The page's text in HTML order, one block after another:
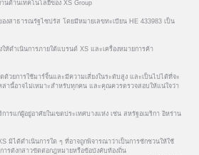
นด้านเทคโนโลยีของ XS Group
งสาธารณรัฐไซปรัส โดยมีหมายเลขทะเบียน HE 433983 เป็น
ห้ดำเนินการภายใต้แบรนด์ XS และเครื่องหมายการค้า
ด้วยการใช้มาร์จิ้นและมีความเสี่ยงในระดับสูง และเป็นไปได้ที่จะ
านี้อาจไม่เหมาะสำหรับทุกคน และคุณควรตรวจสอบให้แน่ใจว่า
ารแก่ผู้อยู่อาศัยในเขตประเทศบางแห่ง เช่น สหรัฐอเมริกา อิหร่าน
มิได้ดำเนินการใด ๆ ที่อาจถูกพิจารณาว่าเป็นการชักชวนให้ใช้
ารดังกล่าวขัดต่อกฎหมายหรือข้อบังคับท้องถิ่น